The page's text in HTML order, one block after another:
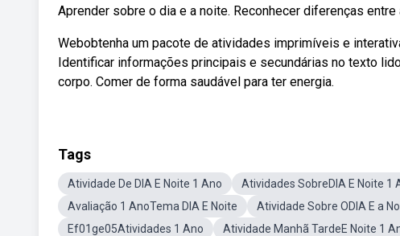
Aprender sobre o dia e a noite. Reconhecer diferenças
Webobtenha um pacote de atividades imprimíveis e
Identificar informações principais e secundárias no texto
corpo. Comer de forma saudável para ter energia.
Tags
Atividade De DIA E Noite 1 Ano Atividades SobreDIA E Noite 1
Avaliação 1 AnoTema DIA E Noite
Atividade Sobre ODIA E a
Ef01ge05Atividades 1 Ano
Atividade Manhã TardeE Noite 1